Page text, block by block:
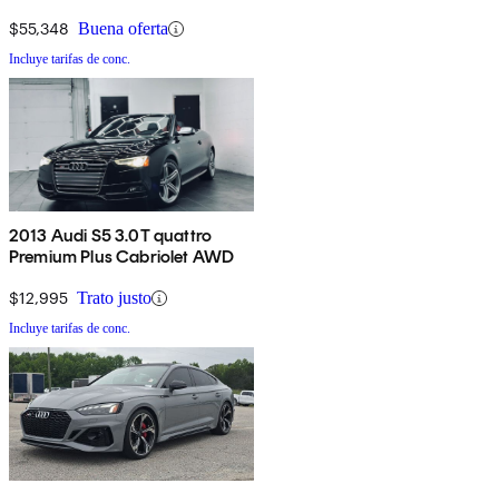
$55,348 Buena oferta
Incluye tarifas de conc.
2013 Audi S5 3.0T quattro
Premium Plus Cabriolet AWD
$12,995 Trato justo
Incluye tarifas de conc.